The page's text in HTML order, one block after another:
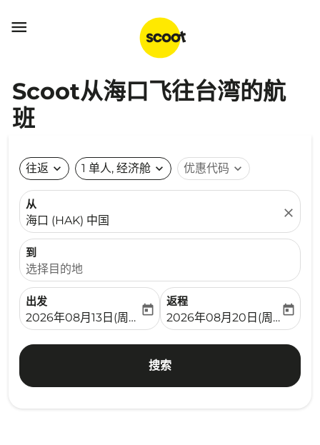

Scoot从海口飞往台湾的航
班
往返 expand_more 1 单人, 经济舱 expand_more 优惠代码 expand_more
从
海口 (HAK) 中国
close
到
选择目的地
出发
fc-booking-departure-date-aria-label
2026年08月13日(周四)
today
返程
fc-booking-return-date-
2026年08月20日(周四)
today
搜索